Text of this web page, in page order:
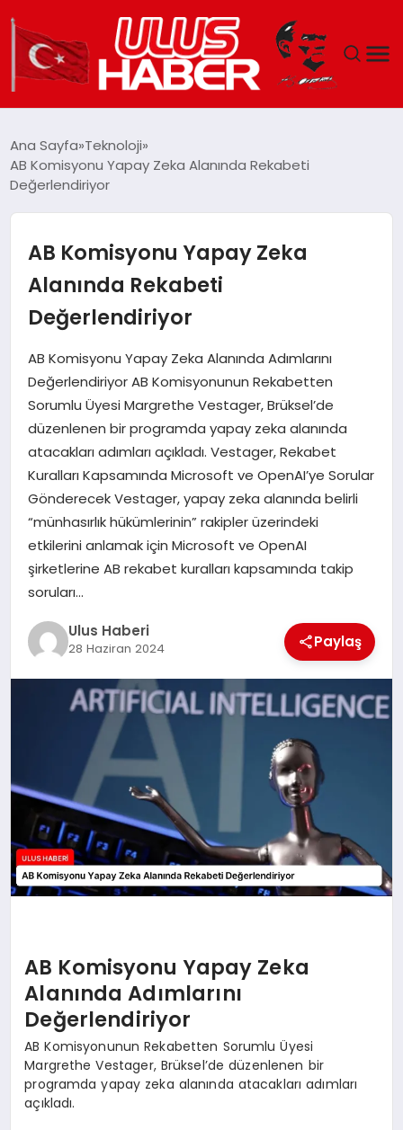
DÜNYA
TEKNOLOJI
EĞITIM
MAGAZIN
SPOR
YAŞAM
Ana Sayfa Teknoloji
AB Komisyonu Yapay Zeka Alanında Rekabeti
Değerlendiriyor
AB Komisyonu Yapay Zeka
Alanında Rekabeti
Değerlendiriyor
AB Komisyonu Yapay Zeka Alanında Adımlarını
Değerlendiriyor AB Komisyonunun Rekabetten
Sorumlu Üyesi Margrethe Vestager, Brüksel’de
düzenlenen bir programda yapay zeka alanında
atacakları adımları açıkladı. Vestager, Rekabet
Kuralları Kapsamında Microsoft ve OpenAI’ye Sorular
Gönderecek Vestager, yapay zeka alanında belirli
“münhasırlık hükümlerinin” rakipler üzerindeki
etkilerini anlamak için Microsoft ve OpenAI
şirketlerine AB rekabet kuralları kapsamında takip
soruları…
Ulus Haberi
28 Haziran 2024 Paylaş
AB Komisyonu Yapay Zeka
Alanında Adımlarını
Değerlendiriyor
AB Komisyonunun Rekabetten Sorumlu Üyesi
Margrethe Vestager, Brüksel’de düzenlenen bir
programda yapay zeka alanında atacakları adımları
açıkladı.